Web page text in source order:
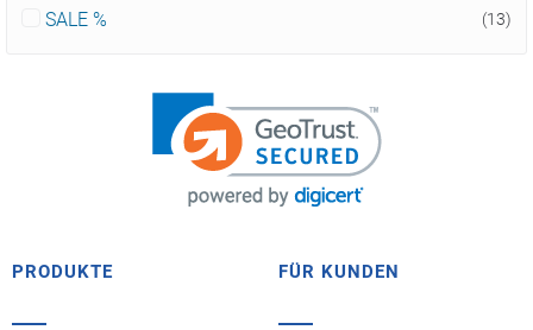
SALE % (13)
PRODUKTE FÜR KUNDEN